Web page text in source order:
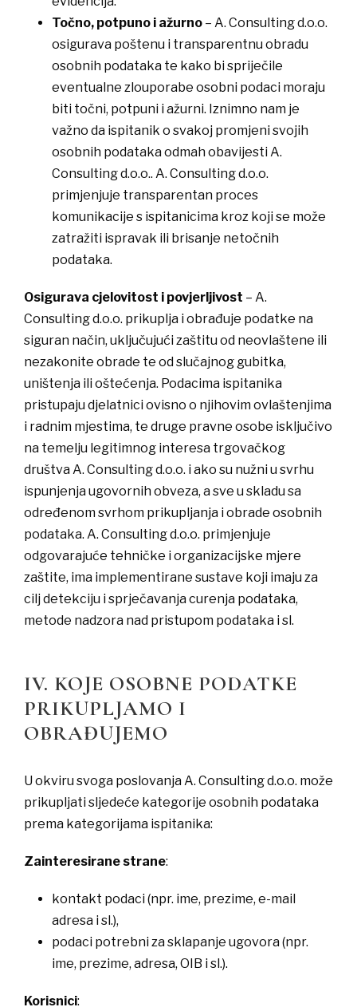
Točno, potpuno i ažurno – A. Consulting d.o.o.
osigurava poštenu i transparentnu obradu
osobnih podataka te kako bi spriječile
eventualne zlouporabe osobni podaci moraju
biti točni, potpuni i ažurni. Iznimno nam je
važno da ispitanik o svakoj promjeni svojih
osobnih podataka odmah obavijesti A.
Consulting d.o.o.. A. Consulting d.o.o.
primjenjuje transparentan proces
komunikacije s ispitanicima kroz koji se može
zatražiti ispravak ili brisanje netočnih
podataka.
Osigurava cjelovitost i povjerljivost – A.
Consulting d.o.o. prikuplja i obrađuje podatke na
siguran način, uključujući zaštitu od neovlaštene ili
nezakonite obrade te od slučajnog gubitka,
uništenja ili oštećenja. Podacima ispitanika
pristupaju djelatnici ovisno o njihovim ovlaštenjima
i radnim mjestima, te druge pravne osobe isključivo
na temelju legitimnog interesa trgovačkog
društva A. Consulting d.o.o. i ako su nužni u svrhu
ispunjenja ugovornih obveza, a sve u skladu sa
određenom svrhom prikupljanja i obrade osobnih
podataka. A. Consulting d.o.o. primjenjuje
odgovarajuće tehničke i organizacijske mjere
zaštite, ima implementirane sustave koji imaju za
cilj detekciju i sprječavanja curenja podataka,
metode nadzora nad pristupom podataka i sl.
IV. KOJE OSOBNE PODATKE
PRIKUPLJAMO I
OBRAĐUJEMO
U okviru svoga poslovanja A. Consulting d.o.o. može
prikupljati sljedeće kategorije osobnih podataka
prema kategorijama ispitanika:
Zainteresirane strane:
​kontakt podaci (npr. ime, prezime, e-mail
adresa i sl.),
​podaci potrebni za sklapanje ugovora (npr.
ime, prezime, adresa, OIB i sl.).
Korisnici: